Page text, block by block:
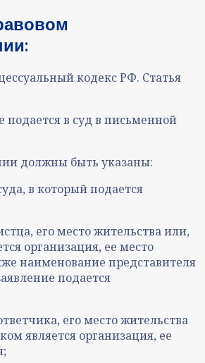
кодекс РФ. Статья
подается в суд в письменной
должны быть указаны:
в который подается
его место жительства или,
организация, ее место
наименование представителя
подается
его место жительства
является организация, ее